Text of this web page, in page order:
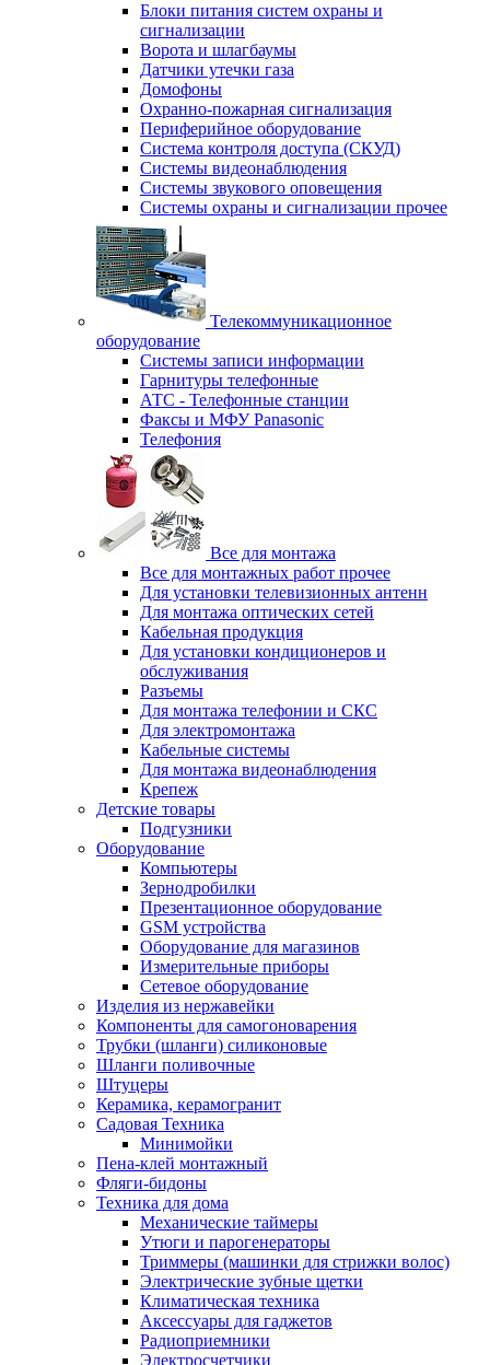
Блоки питания систем охраны и
сигнализации
Ворота и шлагбаумы
Датчики утечки газа
Домофоны
Охранно-пожарная сигнализация
Периферийное оборудование
Система контроля доступа (СКУД)
Системы видеонаблюдения
Системы звукового оповещения
Системы охраны и сигнализации прочее
Телекоммуникационное
оборудование
Системы записи информации
Гарнитуры телефонные
АТС - Телефонные станции
Факсы и МФУ Panasonic
Телефония
Все для монтажа
Все для монтажных работ прочее
Для установки телевизионных антенн
Для монтажа оптических сетей
Кабельная продукция
Для установки кондиционеров и
обслуживания
Разъемы
Для монтажа телефонии и СКС
Для электромонтажа
Кабельные системы
Для монтажа видеонаблюдения
Крепеж
Детские товары
Подгузники
Оборудование
Компьютеры
Зернодробилки
Презентационное оборудование
GSM устройства
Оборудование для магазинов
Измерительные приборы
Сетевое оборудование
Изделия из нержавейки
Компоненты для самогоноварения
Трубки (шланги) силиконовые
Шланги поливочные
Штуцеры
Керамика, керамогранит
Садовая Техника
Минимойки
Пена-клей монтажный
Фляги-бидоны
Техника для дома
Механические таймеры
Утюги и парогенераторы
Триммеры (машинки для стрижки волос)
Электрические зубные щетки
Климатическая техника
Аксессуары для гаджетов
Радиоприемники
Электросчетчики